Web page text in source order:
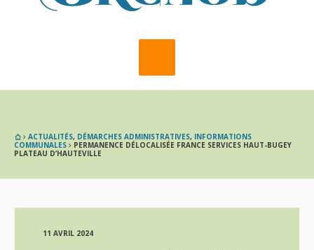
ACTUALITÉS, DÉMARCHES ADMINISTRATIVES, INFORMATIONS
COMMUNALES
PERMANENCE DÉLOCALISÉE FRANCE SERVICES HAUT-BUGEY
PLATEAU D’HAUTEVILLE
11 AVRIL 2024